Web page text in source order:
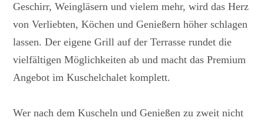
Geschirr, Weingläsern und vielem mehr, wird das Herz
von Verliebten, Köchen und Genießern höher schlagen
lassen. Der eigene Grill auf der Terrasse rundet die
vielfältigen Möglichkeiten ab und macht das Premium
Angebot im Kuschelchalet komplett.
Wer nach dem Kuscheln und Genießen zu zweit nicht